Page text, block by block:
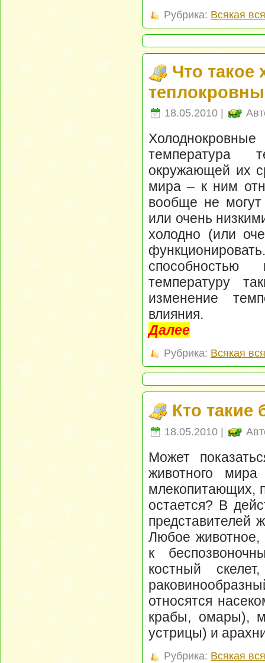
Рубрика: Всякая
Что такое
18.05.2010 |
температура
окружающей их
мира – к ним
вообще не
или очень
холодно (или
способностью
температуру
изменение
влияния.
Далее
Рубрика: Всякая
Кто такие
18.05.2010 |
Может
животного
млекопитающих,
остается? В
представителей
Любое животное,
к
костный
относятся
крабы, омары),
устрицы) и
Рубрика: Всякая